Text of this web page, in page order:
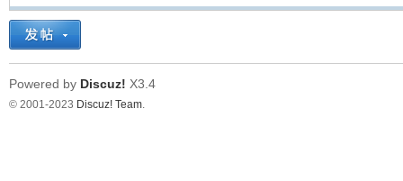
Powered by Discuz! X3.4
© 2001-2023 Discuz! Team.